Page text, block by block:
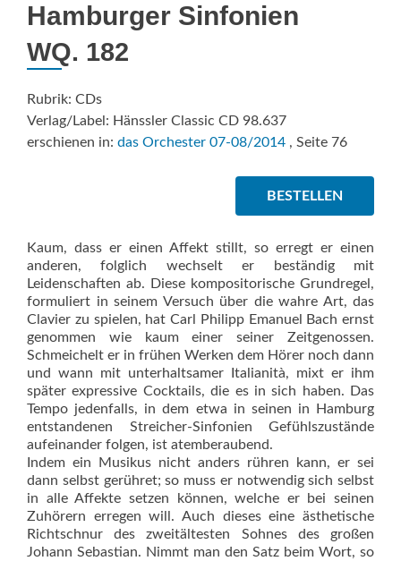
Hamburger Sinfonien
WQ. 182
Rubrik: CDs
Verlag/Label: Hänssler Classic CD 98.637
erschienen in: das Orchester 07-08/2014 , Seite 76
BESTELLEN
Kaum, dass er einen Affekt stillt, so erregt er einen
anderen, folglich wechselt er beständig mit
Leidenschaften ab. Diese kompositorische Grundregel,
formuliert in seinem Versuch über die wahre Art, das
Clavier zu spielen, hat Carl Philipp Emanuel Bach ernst
genommen wie kaum einer seiner Zeitgenossen.
Schmeichelt er in frühen Werken dem Hörer noch dann
und wann mit unterhaltsamer Italianità, mixt er ihm
später expressive Cocktails, die es in sich haben. Das
Tempo jedenfalls, in dem etwa in seinen in Hamburg
entstandenen Streicher-Sinfonien Gefühlszustände
aufeinander folgen, ist atemberaubend.
Indem ein Musikus nicht anders rühren kann, er sei
dann selbst gerühret; so muss er notwendig sich selbst
in alle Affekte setzen können, welche er bei seinen
Zuhörern erregen will. Auch dieses eine ästhetische
Richtschnur des zweitältesten Sohnes des großen
Johann Sebastian. Nimmt man den Satz beim Wort, so